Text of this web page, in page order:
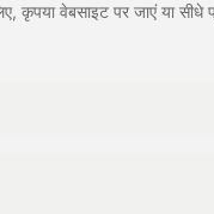
कृपया वेबसाइट पर जाएं या